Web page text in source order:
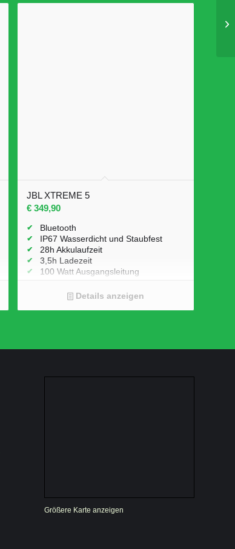
JBL XTREME 5
€349,90
Bluetooth
IP67 Wasserdicht und Staubfest
28h Akkulaufzeit
3,5h Ladezeit
100 Watt Ausgangsleitung
Ambient LightDetails anzeigen
Größere Karte anzeigen